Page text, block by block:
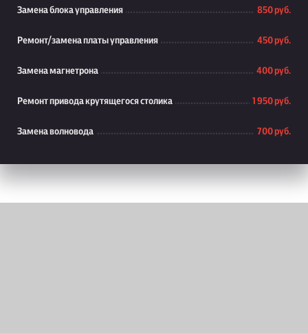
Замена блока управления 850 руб.
Ремонт/замена платы управления 450 руб.
Замена магнетрона 400 руб.
Ремонт привода крутящегося столика 1 950 руб.
Замена волновода 700 руб.